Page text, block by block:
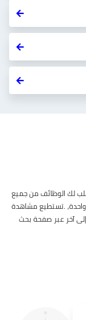
لك الوظائف من جميع
.تستطيع مشاهدة
آخر عبر صفحة بحث